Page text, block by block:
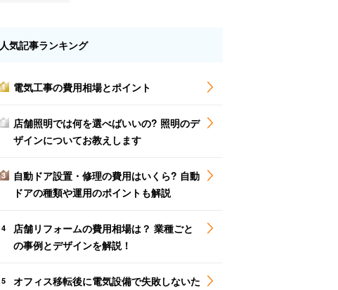
人気記事ランキング
1 電気工事の費用相場とポイント
2
店舗照明では何を選べばいいの? 照明のデ
ザインについてお教えします
3
自動ドア設置・修理の費用はいくら? 自動
ドアの種類や運用のポイントも解説
4
店舗リフォームの費用相場は？ 業種ごと
の事例とデザインを解説！
5
オフィス移転後に電気設備で失敗しないた